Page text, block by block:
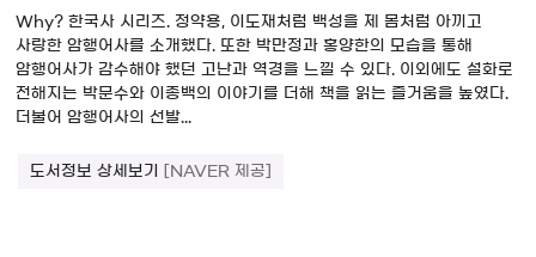
Why? 한국사 시리즈. 정약용, 이도재처럼 백성을 제 몸처럼 아끼고
사랑한 암행어사를 소개했다. 또한 박만정과 홍양한의 모습을 통해
암행어사가 감수해야 했던 고난과 역경을 느낄 수 있다. 이외에도 설화로
전해지는 박문수와 이종백의 이야기를 더해 책을 읽는 즐거움을 높였다.
더불어 암행어사의 선발...
도서정보 상세보기 [NAVER 제공]